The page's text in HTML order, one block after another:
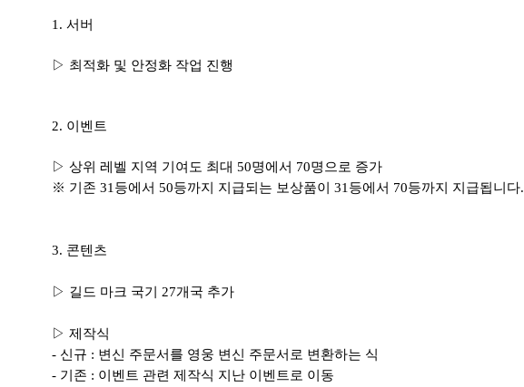
1. 서버
▷ 최적화 및 안정화 작업 진행
2. 이벤트
▷ 상위 레벨 지역 기여도 최대 50명에서 70명으로 증가
※ 기존 31등에서 50등까지 지급되는 보상품이 31등에서 70등까지 지급됩니다.
3. 콘텐츠
▷ 길드 마크 국기 27개국 추가
▷ 제작식
- 신규 : 변신 주문서를 영웅 변신 주문서로 변환하는 식
- 기존 : 이벤트 관련 제작식 지난 이벤트로 이동